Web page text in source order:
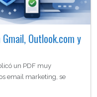
Outlook.com y
un PDF muy
email marketing, se